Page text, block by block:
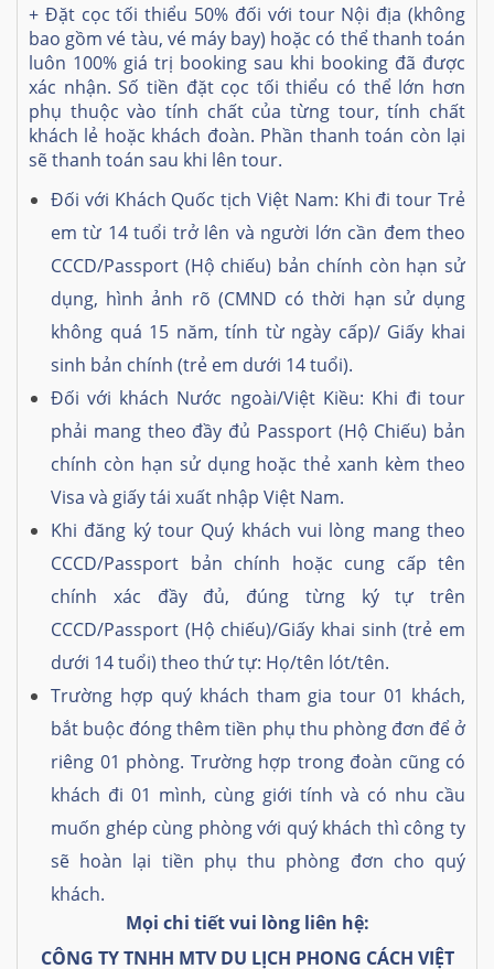
+ Đặt cọc tối thiểu 50% đối với tour Nội địa (không
bao gồm vé tàu, vé máy bay) hoặc có thể thanh toán
luôn 100% giá trị booking sau khi booking đã được
xác nhận. Số tiền đặt cọc tối thiểu có thể lớn hơn
phụ thuộc vào tính chất của từng tour, tính chất
khách lẻ hoặc khách đoàn. Phần thanh toán còn lại
sẽ thanh toán sau khi lên tour.
Đối với Khách Quốc tịch Việt Nam: Khi đi tour Trẻ
em từ 14 tuổi trở lên và người lớn cần đem theo
CCCD/Passport (Hộ chiếu) bản chính còn hạn sử
dụng, hình ảnh rõ (CMND có thời hạn sử dụng
không quá 15 năm, tính từ ngày cấp)/ Giấy khai
sinh bản chính (trẻ em dưới 14 tuổi).
Đối với khách Nước ngoài/Việt Kiều: Khi đi tour
phải mang theo đầy đủ Passport (Hộ Chiếu) bản
chính còn hạn sử dụng hoặc thẻ xanh kèm theo
Visa và giấy tái xuất nhập Việt Nam.
Khi đăng ký tour Quý khách vui lòng mang theo
CCCD/Passport bản chính hoặc cung cấp tên
chính xác đầy đủ, đúng từng ký tự trên
CCCD/Passport (Hộ chiếu)/Giấy khai sinh (trẻ em
dưới 14 tuổi) theo thứ tự: Họ/tên lót/tên.
Trường hợp quý khách tham gia tour 01 khách,
bắt buộc đóng thêm tiền phụ thu phòng đơn để ở
riêng 01 phòng. Trường hợp trong đoàn cũng có
khách đi 01 mình, cùng giới tính và có nhu cầu
muốn ghép cùng phòng với quý khách thì công ty
sẽ hoàn lại tiền phụ thu phòng đơn cho quý
khách.
Mọi chi tiết vui lòng liên hệ:
CÔNG TY TNHH MTV DU LỊCH PHONG CÁCH VIỆT